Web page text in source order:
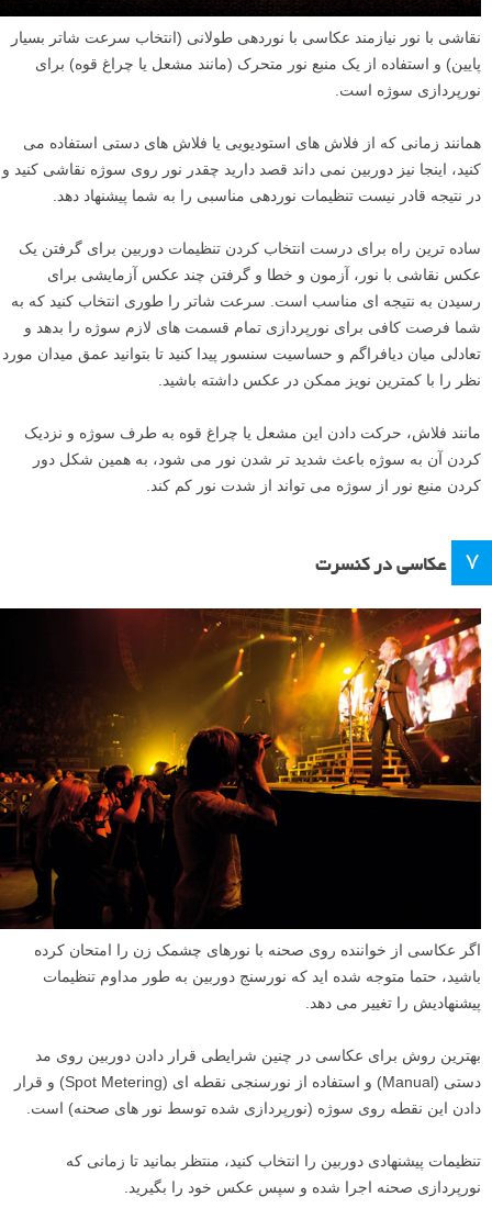
نقاشی با نور نیازمند عکاسی با نوردهی طولانی (انتخاب سرعت شاتر بسیار
پایین) و استفاده از یک منبع نور متحرک (مانند مشعل یا چراغ قوه) برای
نورپردازی سوژه است.
همانند زمانی که از فلاش های استودیویی یا فلاش های دستی استفاده می
کنید، اینجا نیز دوربین نمی داند قصد دارید چقدر نور روی سوژه نقاشی کنید و
در نتیجه قادر نیست تنظیمات نوردهی مناسبی را به شما پیشنهاد دهد.
ساده ترین راه برای درست انتخاب کردن تنظیمات دوربین برای گرفتن یک
عکس نقاشی با نور، آزمون و خطا و گرفتن چند عکس آزمایشی برای
رسیدن به نتیجه ای مناسب است. سرعت شاتر را طوری انتخاب کنید که به
شما فرصت کافی برای نورپردازی تمام قسمت های لازم سوژه را بدهد و
تعادلی میان دیافراگم و حساسیت سنسور پیدا کنید تا بتوانید عمق میدان مورد
نظر را با کمترین نویز ممکن در عکس داشته باشید.
مانند فلاش، حرکت دادن این مشعل یا چراغ قوه به طرف سوژه و نزدیک
کردن آن به سوژه باعث شدید تر شدن نور می شود، به همین شکل دور
کردن منبع نور از سوژه می تواند از شدت نور کم کند.
۷ عکاسی در کنسرت
اگر عکاسی از خواننده روی صحنه با نورهای چشمک زن را امتحان کرده
باشید، حتما متوجه شده اید که نورسنج دوربین به طور مداوم تنظیمات
پیشنهادیش را تغییر می دهد.
بهترین روش برای عکاسی در چنین شرایطی قرار دادن دوربین روی مد
دستی (Manual) و استفاده از نورسنجی نقطه ای (Spot Metering) و قرار
دادن این نقطه روی سوژه (نورپردازی شده توسط نور های صحنه) است.
تنظیمات پیشنهادی دوربین را انتخاب کنید، منتظر بمانید تا زمانی که
نورپردازی صحنه اجرا شده و سپس عکس خود را بگیرید.